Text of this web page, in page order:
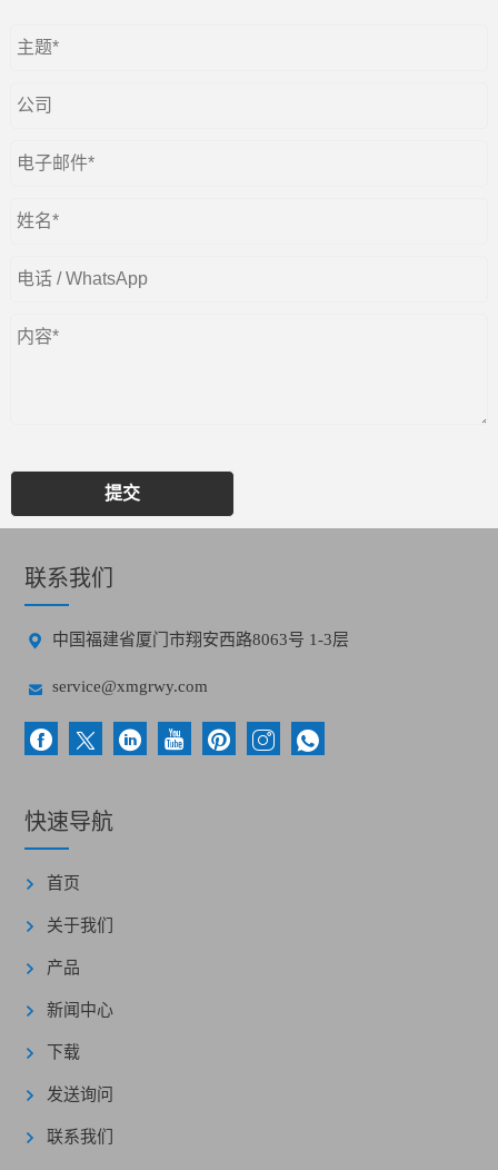
提交
联系我们
 中国福建省厦门市翔安西路8063号 1-3层
 service@xmgrwy.com
快速导航
首页
关于我们
产品
新闻中心
下载
发送询问
联系我们